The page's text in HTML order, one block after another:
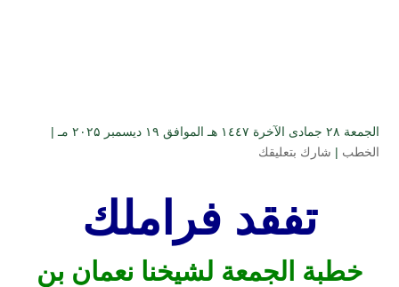
الجمعة ۲۸ جمادى الآخرة ۱٤٤۷ هـ الموافق ۱۹ ديسمبر ۲۰۲۵ مـ |
الخطب | شارك بتعليقك
تفقد فراملك
خطبة الجمعة لشيخنا نعمان بن